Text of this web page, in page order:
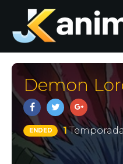
Demon
ENDED 1